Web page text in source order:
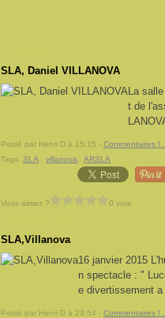
SLA, Daniel VILLANOVA
La
t de
Posté par Henri D à 15:15 - Commentaires [
Tags: SLA villanova ARSLA
Vous aimez ? 0 vote
SLA,Villanova
16 janvier 2015
n spectacle : "
e divertissement a
Posté par Henri D à 23:54 - Commentaires [